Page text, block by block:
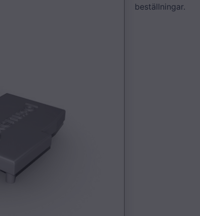
beställningar.